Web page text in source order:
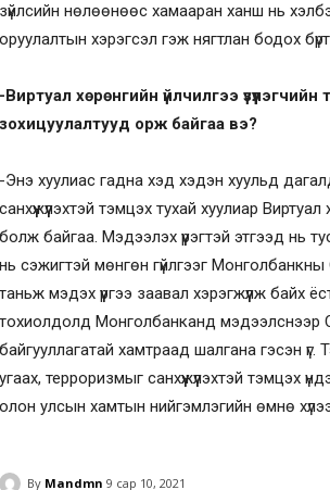
зүйлсийн нөлөөнөөс хамааран ханш нь
оруулалтын хэрэгсэл гэж нягтлан бодох
-Виртуал хөрөнгийн үйлчилгээ
зохицуулалтууд орж байгаа вэ?
-Энэ хуулиас гадна хэд хэдэн хуульд
санхүүжүүлэхтэй тэмцэх тухай хуулиар Виртуал
болж байгаа. Мэдээлэх үүрэгтэй этгээд нь
нь сэжигтэй мөнгөн гүйлгээг
таньж мэдэх үүргээ заавал хэрэгжүүлж байх
тохиолдолд Монголбанканд мэдээлснээр
байгууллагатай хамтраад шалгана гэсэн үг.
угаах, терроризмыг санхүүжүүлэхтэй тэмцэх
олон улсын хамтын нийгэмлэгийн өмнө
By Mandmn 9 сар 10, 2021